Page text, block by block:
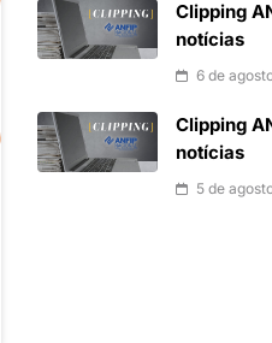
Clipping
notícias
6 de
Clipping
notícias
5 de